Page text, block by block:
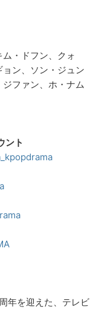
・ドフン、クォ
ン、ソン・ジュン
ファン、ホ・ナム
ント
年を迎えた、テレビ